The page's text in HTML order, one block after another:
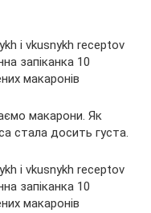
макарони. Як
стала досить густа.